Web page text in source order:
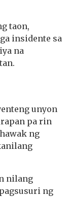
taon,
insidente sa
na
unyon
pa rin
ng
nilang
ng